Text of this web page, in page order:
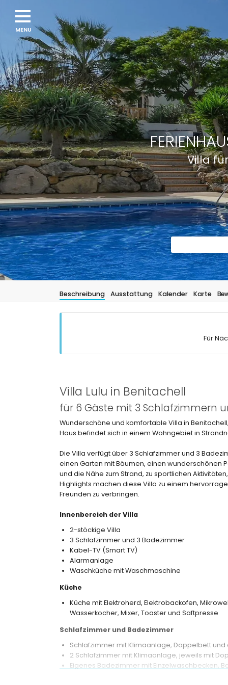
Villa
Beschreibung Ausstattung Kalender Karte
Für
Villa Lulu in Benitachell
für 6 Gäste mit 3 Schlafzimmern
Wunderschöne und komfortable Villa in
Haus befindet sich in einem Wohngebiet in
Die Villa verfügt über 3 Schlafzimmer und 3
einen Garten mit Bäumen, einen wunderschönen
und die Nähe zum Strand, zu sportlichen
Highlights machen diese Villa zu einem
Freunden zu verbringen.
Innenbereich der Villa
2-stöckige Villa
3 Schlafzimmer und 3 Badezimmer
Kabel-TV (Smart TV)
Alarmanlage
Waschküche mit Waschmaschine
Küche
Küche mit Elektroherd, Elektrobackofen,
Wasserkocher, Mixer, Toaster und Saftpresse
Schlafzimmer und Badezimmer
Schlafzimmer mit Klimaanlage, Doppelbett
2 Schlafzimmer mit Klimaanlage, jeweils mit
Eigenes Badezimmer mit Einzelwaschbecken,
Navigation
menu